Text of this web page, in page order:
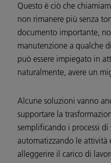
Questo è ciò che
non rimanere più senza
documento importante,
manutenzione a qualche
può essere impiegato in
naturalmente, avere un
Alcune soluzioni vanno
supportare la
semplificando i processi
automatizzando le
alleggerire il carico di